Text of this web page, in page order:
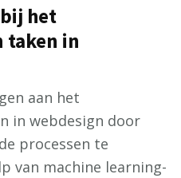
het
taken in
aan het
in webdesign door
processen te
van machine learning-